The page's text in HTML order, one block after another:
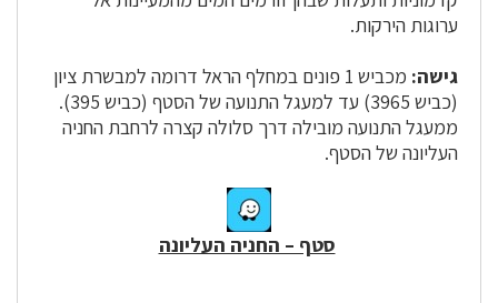
ערוגות הירקות.
גישה:
מכביש 1 פונים במחלף הראל דרומה למבשרת ציון
(כביש 3965) עד למעגל התנועה של הסטף (כביש 395).
ממעגל התנועה מובילה דרך סלולה קצרה לרחבת החניה
העליונה של הסטף.
סטף – החניה העליונה